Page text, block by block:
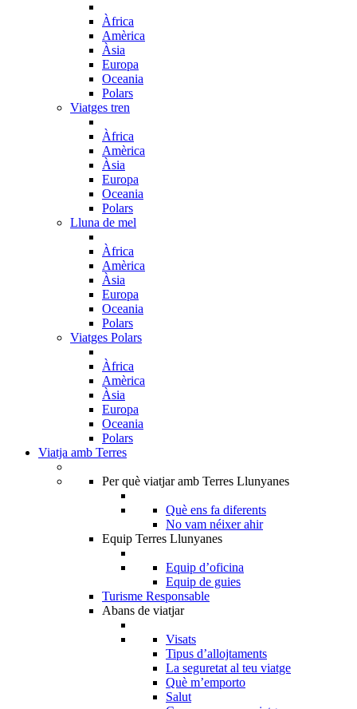
Àfrica
Amèrica
Àsia
Europa
Oceania
Polars
Viatges tren
Àfrica
Amèrica
Àsia
Europa
Oceania
Polars
Lluna de mel
Àfrica
Amèrica
Àsia
Europa
Oceania
Polars
Viatges Polars
Àfrica
Amèrica
Àsia
Europa
Oceania
Polars
Viatja amb Terres
Per què viatjar amb Terres Llunyanes
Què ens fa diferents
No vam néixer ahir
Equip Terres Llunyanes
Equip d’oficina
Equip de guies
Turisme Responsable
Abans de viatjar
Visats
Tipus d’allojtaments
La seguretat al teu viatge
Què m’emporto
Salut